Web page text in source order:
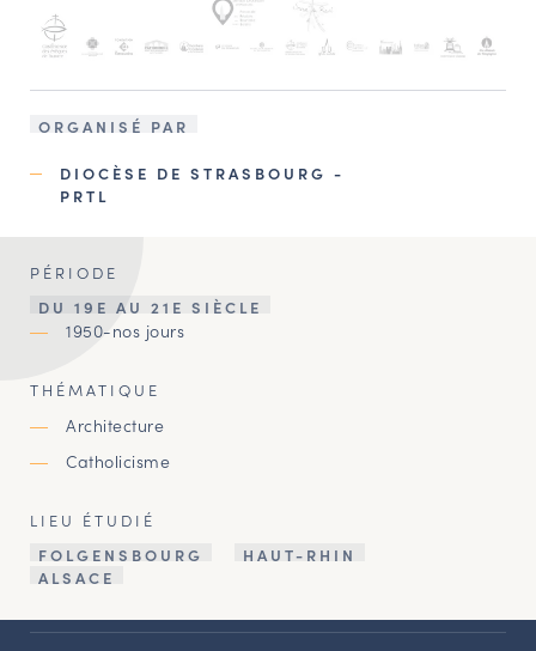
ORGANISÉ PAR
DIOCÈSE DE STRASBOURG -
PRTL
PÉRIODE
DU 19E AU 21E SIÈCLE
1950-nos jours
THÉMATIQUE
Architecture
Catholicisme
LIEU ÉTUDIÉ
FOLGENSBOURG
HAUT-RHIN
ALSACE